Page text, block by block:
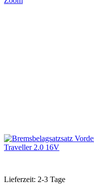
Lieferzeit: 2-3 Tage